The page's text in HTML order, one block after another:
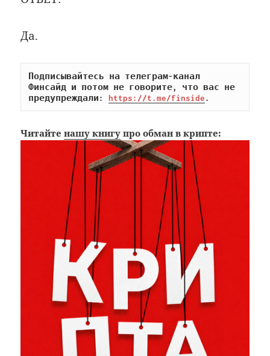
Да.
Подписывайтесь на телеграм-канал
Финсайд и потом не говорите, что вас не
предупреждали: https://t.me/finside.
Читайтенашу книгу про обман в крипте: